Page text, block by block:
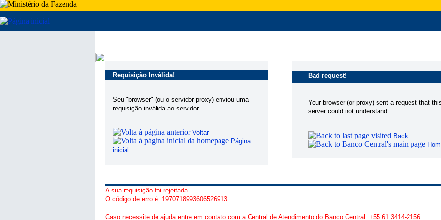
Requisição Inválida!
Seu "browser" (ou o servidor proxy) enviou uma
requisição inválida ao servidor.
Voltar
Página
inicial
Bad request!
Your browser (or proxy) sent a request that
server could not understand.
Back
A sua requisição foi rejeitada.
O código de erro é: 1970718993606526913
Caso necessite de ajuda entre em contato com a Central de Atendimento do Banco Central: +55 61 3414-2156.